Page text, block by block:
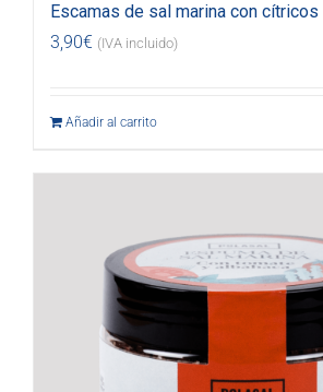
Escamas de sal marina con
3,90€ (IVA incluido)
Añadir al carrito